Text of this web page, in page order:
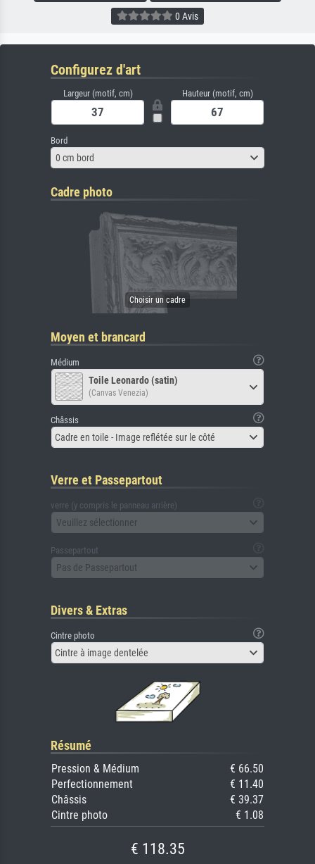
0 Avis
Configurez d'art
Largeur (motif, cm) Hauteur (motif, cm)
Bord
0 cm bord
Cadre photo
Moyen et brancard
Médium
Toile Leonardo (satin)
(Canvas Venezia)
Châssis
Cadre en toile - Image reflétée sur le côté
Verre et Passepartout
verre (y compris le panneau arrière)
Veuillez sélectionner
Passepartout
Pas de Passepartout
Divers & Extras
Cintre photo
Cintre à image dentelée
Résumé
Pression & Médium
€ 66.50
Perfectionnement
€ 11.40
Châssis
€ 39.37
Cintre photo
€ 1.08
€ 118.35